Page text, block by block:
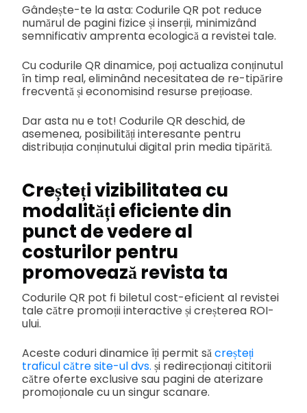
Gândește-te la asta: Codurile QR pot reduce
numărul de pagini fizice și inserții, minimizând
semnificativ amprenta ecologică a revistei tale.
Cu codurile QR dinamice, poți actualiza conținutul
în timp real, eliminând necesitatea de re-tipărire
frecventă și economisind resurse prețioase.
Dar asta nu e tot! Codurile QR deschid, de
asemenea, posibilități interesante pentru
distribuția conținutului digital prin media tipărită.
Creșteți vizibilitatea cu
modalități eficiente din
punct de vedere al
costurilor pentru
promovează revista ta
Codurile QR pot fi biletul cost-eficient al revistei
tale către promoții interactive și creșterea ROI-
ului.
Aceste coduri dinamice îți permit săcreșteți
traficul către site-ul dvs. și redirecționați cititorii
către oferte exclusive sau pagini de aterizare
promoționale cu un singur scanare.